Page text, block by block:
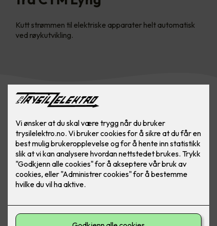
Kutt strømmen til elektriske apparater helt automatisk
ved røykutvikling.
Tryggere og mer brannsikre hjem